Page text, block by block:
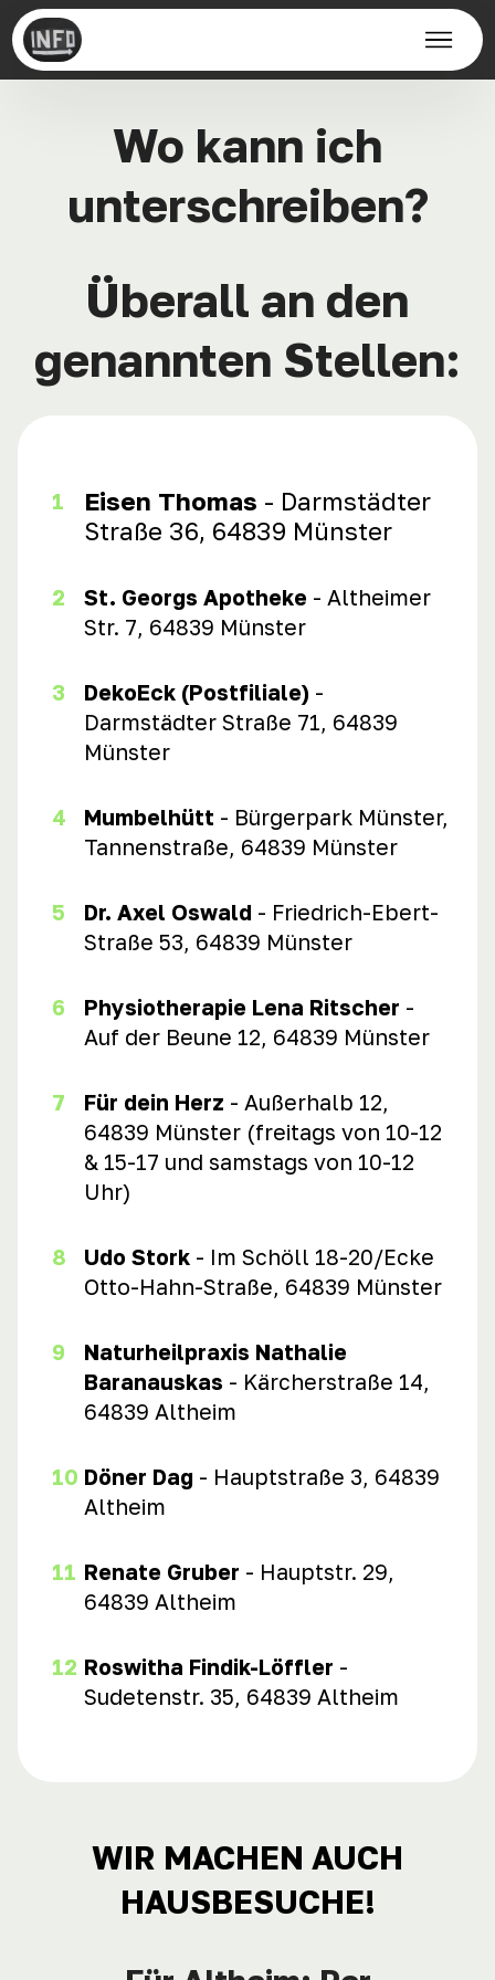
Impressum & Datenschutz
Wo kann ich
unterschreiben?
Überall an den
genannten Stellen:
Eisen Thomas - Darmstädter
Straße 36, 64839 Münster
St. Georgs Apotheke - Altheimer
Str. 7, 64839 Münster
DekoEck (Postfiliale) -
Darmstädter Straße 71, 64839
Münster
Mumbelhütt - Bürgerpark Münster,
Tannenstraße, 64839 Münster
Dr. Axel Oswald - Friedrich-Ebert-
Straße 53, 64839 Münster
Physiotherapie Lena Ritscher -
Auf der Beune 12, 64839 Münster
Für dein Herz - Außerhalb 12,
64839 Münster (freitags von 10-12
& 15-17 und samstags von 10-12
Uhr)
Udo Stork - Im Schöll 18-20/Ecke
Otto-Hahn-Straße, 64839 Münster
Naturheilpraxis Nathalie
Baranauskas - Kärcherstraße 14,
64839 Altheim
Döner Dag - Hauptstraße 3, 64839
Altheim
Renate Gruber - Hauptstr. 29,
64839 Altheim
Roswitha Findik-Löffler -
Sudetenstr. 35, 64839 Altheim
WIR MACHEN AUCH
HAUSBESUCHE!